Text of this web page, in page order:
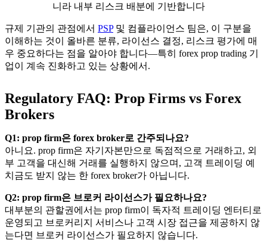
니라 내부 리스크 배분에 기반합니다
규제 기관의 관점에서 PSP및 컴플라이언스 팀은, 이 구분을
이해하는 것이 올바른 분류, 라이선스 결정, 리스크 평가에 매
우 중요하다는 점을 알아야 합니다—특히 forex prop trading 기
업이 계속 진화하고 있는 상황에서.
Regulatory FAQ: Prop Firms vs Forex
Brokers
Q1: prop firm은 forex broker로 간주되나요?
아니요. prop firm은 자기자본만으로 독점적으로 거래하고, 외
부 고객을 대신해 거래를 실행하지 않으며, 고객 트레이딩 예
치금도 받지 않는 한 forex broker가 아닙니다.
Q2: prop firm은 브로커 라이선스가 필요하나요?
대부분의 관할권에서는 prop firm이 독자적 트레이딩 엔터티로
운영되고 브로커리지 서비스나 고객 시장 접근을 제공하지 않
는다면 브로커 라이선스가 필요하지 않습니다.